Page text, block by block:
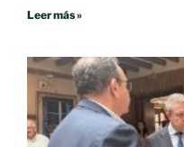
Leer más »